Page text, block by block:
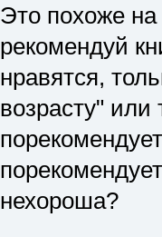
Это похоже
рекомендуй
нравятся,
возрасту" или
нехороша?